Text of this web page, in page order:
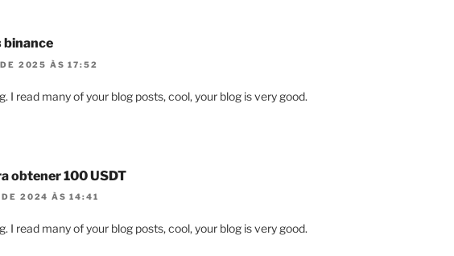
binance
DE 2025 ÀS 17:52
I read many of your blog posts, cool, your blog is very good.
obtener 100 USDT
DE 2024 ÀS 14:41
I read many of your blog posts, cool, your blog is very good.